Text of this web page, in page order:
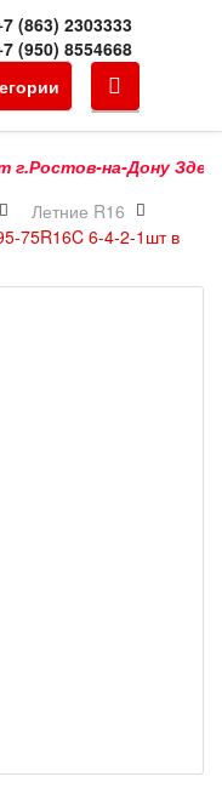
(863) 2303333
(950) 8554668
на-Дону Здесь
Летние R16
75R16C 6-4-2-1шт в